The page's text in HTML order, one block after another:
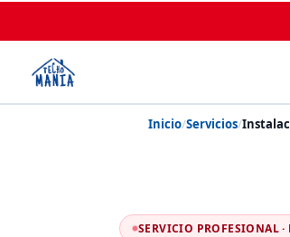
Inicio/Servicios/
SERVICIO PROFESIONAL